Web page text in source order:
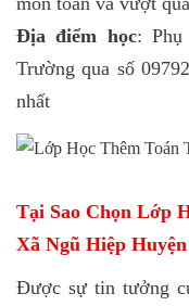
Địa điểm học:
Trường qua số
nhất
Tại Sao Chọn Lớp
Xã Ngũ Hiệp
Được sự tin tưởng